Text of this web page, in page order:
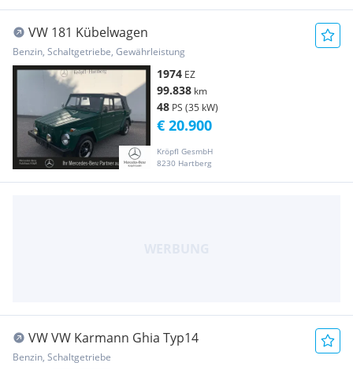
VW 181 Kübelwagen
Benzin, Schaltgetriebe, Gewährleistung
1974 EZ
99.838 km
48 PS (35 kW)
Kröpfl GesmbH
8230 Hartberg
€ 20.900
VW VW Karmann Ghia Typ14
Benzin, Schaltgetriebe